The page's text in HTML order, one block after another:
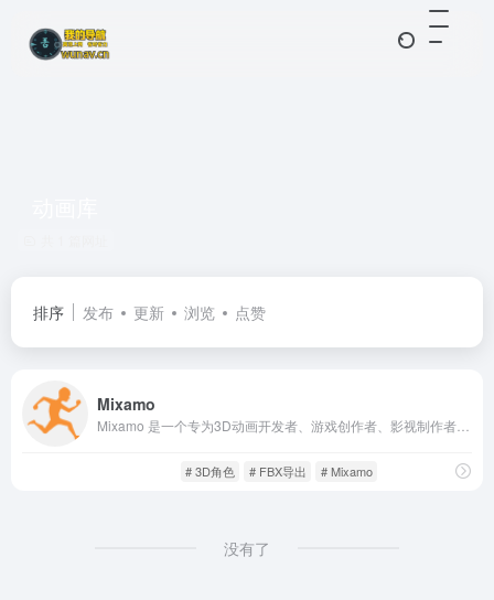
排序 发布 更新 浏览 点赞
Mixamo
# 3D角色 # FBX导出 # Mixamo
没有了